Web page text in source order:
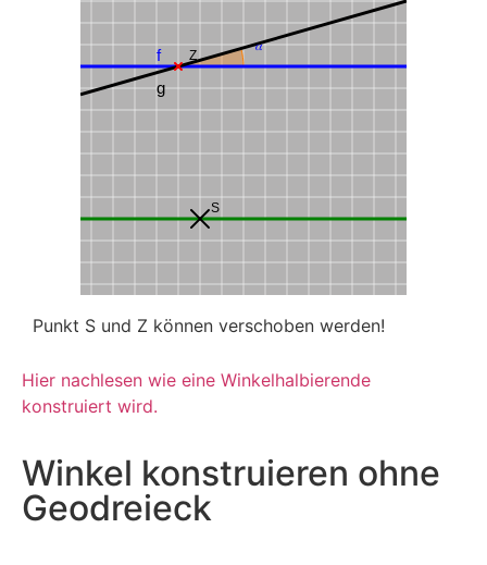
Z
f
g
𝛼
S
Punkt S und Z können verschoben werden!
Hier nachlesen wie eine Winkelhalbierende
konstruiert wird.
Winkel konstruieren ohne
Geodreieck